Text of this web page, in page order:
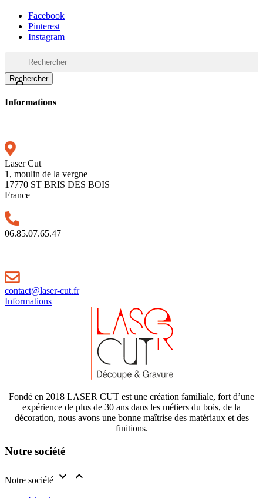
Facebook
Pinterest
Instagram

Rechercher
Informations
Laser Cut
1, moulin de la vergne
17770 ST BRIS DES BOIS
France
06.85.07.65.47
contact@laser-cut.fr
Informations
Fondé en 2018 LASER CUT est une création familiale, fort d’une
expérience de plus de 30 ans dans les métiers du bois, de la
décoration, nous avons une bonne maîtrise des matériaux et des
finitions.
Notre société
Notre société  